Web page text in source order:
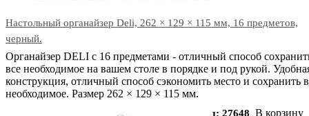
Настольный органайзер Deli, 262 × 129 × 115 мм, 16 предметов,
черный.
Органайзер DELI с 16 предметами - отличный способ
все необходимое на вашем столе в порядке и под рукой.
конструкция, отличный способ сэкономить место и сохранить
необходимое. Размер 262 × 129 × 115 мм.
Код: 27648 В корзину